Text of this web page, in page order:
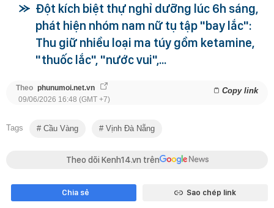
Đột kích biệt thự nghỉ dưỡng lúc 6h sáng,
phát hiện nhóm nam nữ tụ tập "bay lắc":
Thu giữ nhiều loại ma túy gồm ketamine,
"thuốc lắc", "nước vui",...
Theo phunumoi.net.vn Copy link
09/06/2026 16:48 (GMT +7)
Tags Cầu Vàng Vịnh Đà Nẵng
Theo dõi Kenh14.vn trên
Chia sẻ Sao chép link